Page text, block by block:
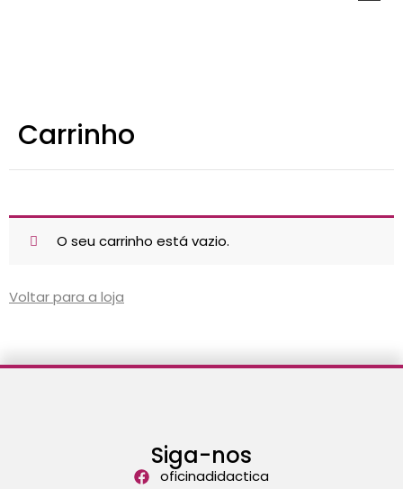
Testes Psicológicos
Material de Intervenção
Carrinho
O seu carrinho está vazio.
Voltar para a loja
Siga-nos
oficinadidactica